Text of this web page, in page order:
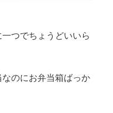
つでちょうどいいら
のにお弁当箱ばっか